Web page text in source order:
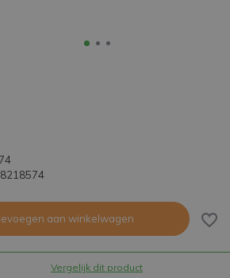
aan winkelwagen
Vergelijk dit product